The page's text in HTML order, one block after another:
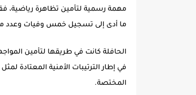
مهمة رسمية لتأمين تظاهرة رياضية،
ما أدى إلى تسجيل خمس وفيات وعدد
الحافلة كانت في طريقها لتأمين
في إطار الترتيبات الأمنية المعتادة
المختصة.